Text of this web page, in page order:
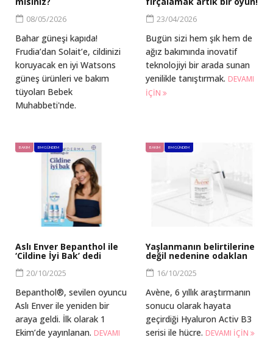
08/05/2026
Bahar güneşi kapıda!
Frudia’dan Solait’e, cildinizi
koruyacak en iyi Watsons
güneş ürünleri ve bakım
tüyoları Bebek
Muhabbeti'nde.
23/04/2026
Bugün sizi hem şık hem de
ağız bakımında inovatif
teknolojiyi bir arada sunan
yenilikle tanıştırmak. DEVAMI
IÇIN
BAKIM BM GÜNDEM
Aslı Enver Bepanthol ile
‘Cildine İyi Bak’ dedi
20/10/2025
Bepanthol®, sevilen oyuncu
Aslı Enver ile yeniden bir
araya geldi. İlk olarak 1
Ekim’de yayınlanan. DEVAMI
BAKIM BM GÜNDEM
Yaşlanmanın belirtilerine
değil nedenine odaklan
16/10/2025
Avène, 6 yıllık araştırmanın
sonucu olarak hayata
geçirdiği Hyaluron Activ B3
serisi ile hücre. DEVAMI IÇIN